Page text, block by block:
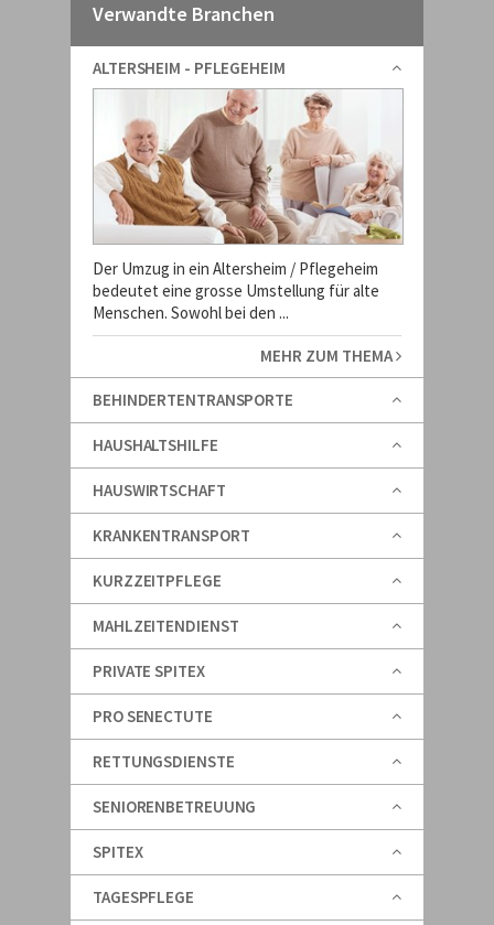
Verwandte Branchen
ALTERSHEIM - PFLEGEHEIM
Der Umzug in ein Altersheim / Pflegeheim
bedeutet eine grosse Umstellung für alte
Menschen. Sowohl bei den ...
MEHR ZUM THEMA
BEHINDERTENTRANSPORTE
HAUSHALTSHILFE
HAUSWIRTSCHAFT
KRANKENTRANSPORT
KURZZEITPFLEGE
MAHLZEITENDIENST
PRIVATE SPITEX
PRO SENECTUTE
RETTUNGSDIENSTE
SENIORENBETREUUNG
SPITEX
TAGESPFLEGE